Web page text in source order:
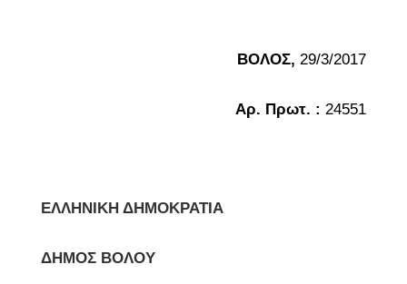
ΒΟΛΟΣ, 29/3/2017
Αρ. Πρωτ. : 24551
ΕΛΛΗΝΙΚΗ ΔΗΜΟΚΡΑΤΙΑ
ΔΗΜΟΣ ΒΟΛΟΥ